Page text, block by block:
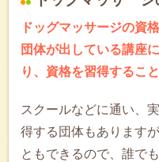
ドッグマッサージの資
団体が出している講座
り、資格を習得するこ
スクールなどに通い、
得する団体もあります
ともできるので、誰で